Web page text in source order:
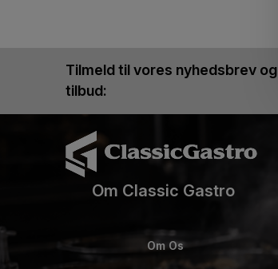
Tilmeld til vores nyhedsbrev og
tilbud:
Om Classic Gastro
Om Os